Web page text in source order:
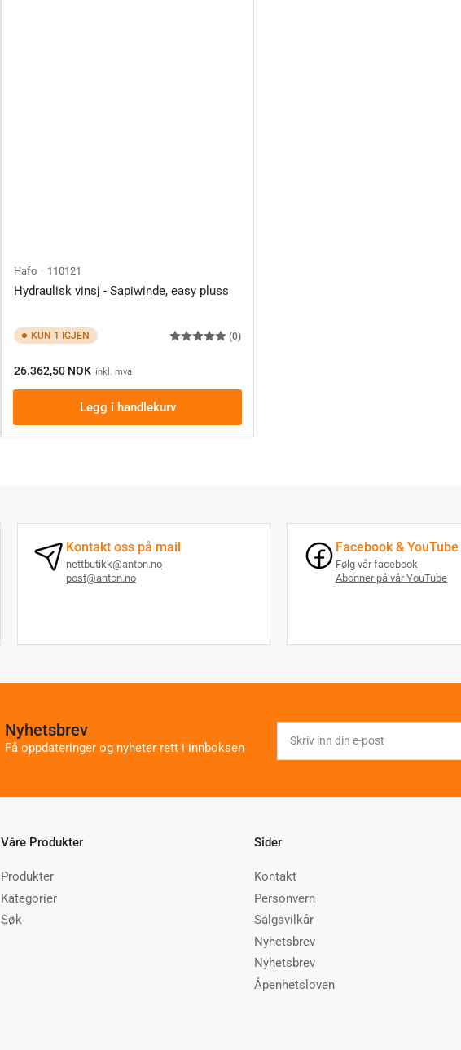
Hafo 110121
Hydraulisk vinsj - Sapiwinde, easy pluss
KUN 1 IGJEN (0)
Ordinærpis
26.362,50 NOK inkl. mva
Legg i handlekurv
Kontakt oss på mail
nettbutikk@anton.no
post@anton.no
Facebook & YouTube
Følg vår facebook
Abonner på vår YouTube
Nyhetsbrev
Få oppdateringer og nyheter rett i innboksen
inn
din
Våre Produkter
Produkter
Kategorier
Søk
Sider
Kontakt
Personvern
Salgsvilkår
Nyhetsbrev
Nyhetsbrev
Åpenhetsloven